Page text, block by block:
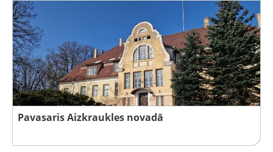
Pavasaris Aizkraukles novadā